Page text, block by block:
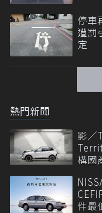
停車
遭罰
定
熱門新聞
影／
構國
件最